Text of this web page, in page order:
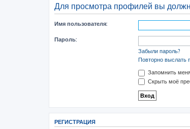
Для просмотра профилей вы
Имя пользователя:
Пароль:
Забыли пароль?
Повторно выслать
Запомнить
Скрыть моё
РЕГИСТРАЦИЯ